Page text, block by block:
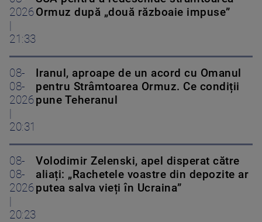
2026
|
21:33
Ormuz după „două războaie impuse”
08-
08-
2026
|
20:31
Iranul, aproape de un acord cu Omanul
pentru Strâmtoarea Ormuz. Ce condiții
pune Teheranul
08-
08-
2026
|
20:23
Volodimir Zelenski, apel disperat către
aliați: „Rachetele voastre din depozite ar
putea salva vieți în Ucraina”